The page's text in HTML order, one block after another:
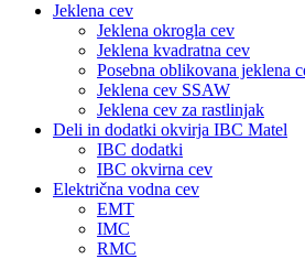
Jeklena cev
Jeklena okrogla cev
Jeklena kvadratna cev
Posebna oblikovana jeklena
Jeklena cev SSAW
Jeklena cev za rastlinjak
Deli in dodatki okvirja IBC Matel
IBC dodatki
IBC okvirna cev
Električna vodna cev
EMT
IMC
RMC